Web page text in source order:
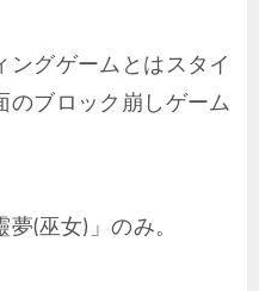
グゲームとはスタイ
ブロック崩しゲーム
(巫女)」のみ。